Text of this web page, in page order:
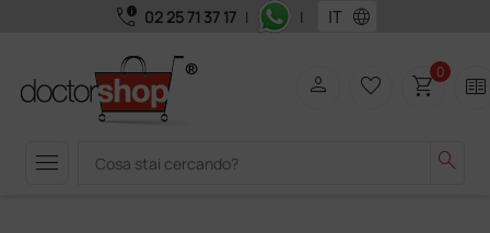
call_quality 02 25 71 37 17 | | language
menu search
person favorite_border shopping_cart0 two_pager